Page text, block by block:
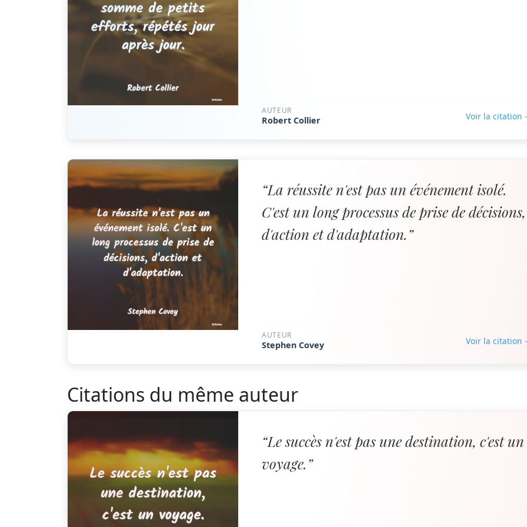
AUTEUR
Robert Collier Voir la citation
“La réussite n'est pas un événement isolé.
C'est un long processus de prise de décisions,
d'action et d'adaptation.”
AUTEUR
Stephen Covey Voir la citation
Citations du même auteur
“Le succès n'est pas une destination, c'est un
voyage.”